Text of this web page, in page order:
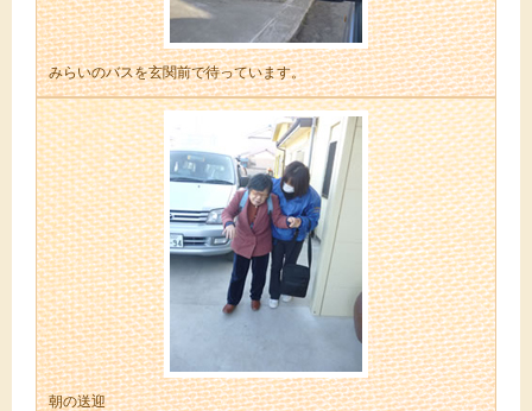
みらいのバスを玄関前で待っています。
朝の送迎